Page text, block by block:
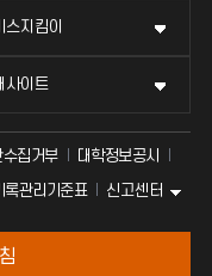
스지킴이
사이트
집거부
대학정보공시
록관리기준표 신고센터